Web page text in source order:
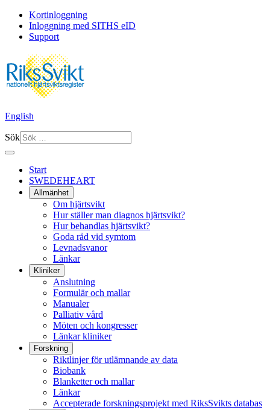
Kortinloggning
Inloggning med SITHS eID
Support
English
Sök
Start
SWEDEHEART
Allmänhet
Om hjärtsvikt
Hur ställer man diagnos hjärtsvikt?
Hur behandlas hjärtsvikt?
Goda råd vid symtom
Levnadsvanor
Länkar
Kliniker
Anslutning
Formulär och mallar
Manualer
Palliativ vård
Möten och kongresser
Länkar kliniker
Forskning
Riktlinjer för utlämnande av data
Biobank
Blanketter och mallar
Länkar
Accepterade forskningsprojekt med RiksSvikts databas